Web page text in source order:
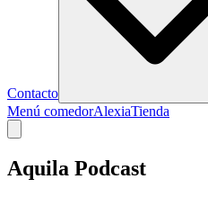
Contacto
Menú comedorAlexiaTienda
Aquila Podcast